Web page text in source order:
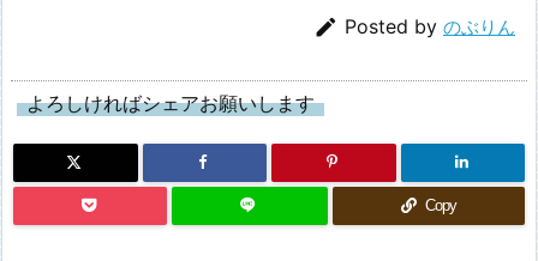
 Posted by のぶりん
よろしければシェアお願いします
Copy